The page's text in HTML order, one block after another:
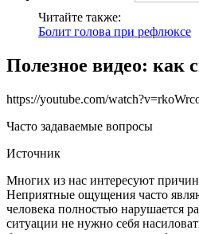
Читайте также:
Болит голова при рефлюксе
Полезное видео: как
https://youtube.com/
Часто задаваемые вопросы
Источник
Многих из нас интересуют
Неприятные ощущения часто
человека полностью нарушается
ситуации не нужно себя